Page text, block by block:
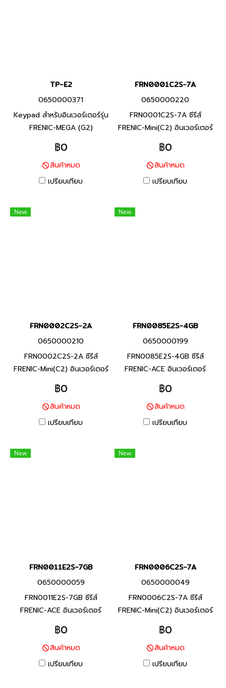
TP-E2
0650000371
Keypad สำหรับอินเวอร์เตอร์รุ่น
FRENIC-MEGA (G2)
฿0
สินค้าหมด
เปรียบเทียบ
FRN0001C2S-7A
0650000220
FRN0001C2S-7A ซีรีส์
FRENIC-Mini(C2) อินเวอร์เตอร์
แบรนด์ฟูจิ อิเลคทริค สินค้า
แบรนด์ญี่ปุ่น พิกัดกำลัง 0.1
กิโลวัตต์ FRENIC-Mini ยกระดับ
ประสิทธิภาพของเครื่องจักร และ
พัดลม / งานมอเตอร์ปั๊ม / งาน
฿0
สินค้าหมด
เปรียบเทียบ
New
FRN0002C2S-2A
0650000210
FRN0002C2S-2A ซีรีส์
FRENIC-Mini(C2) อินเวอร์เตอร์
แบรนด์ฟูจิ อิเลคทริค สินค้า
แบรนด์ญี่ปุ่น พิกัดกำลัง 0.2
กิโลวัตต์ FRENIC-Mini ยกระดับ
ประสิทธิภาพของเครื่องจักร และ
พัดลม / งานมอเตอร์ปั๊ม / งาน
฿0
สินค้าหมด
เปรียบเทียบ
New
FRN0085E2S-4GB
0650000199
FRN0085E2S-4GB ซีรีส์
FRENIC-ACE อินเวอร์เตอร์
แบรนด์ฟูจิ อิเลคทริค สินค้า
แบรนด์ญี่ปุ่น พิกัดกำลัง 30
กิโลวัตต์(HHD), 37 กิโล
วัตต์(HD,HND), 45 กิโล
ประสิทธิภาพสูงผ่านการออกแบบ
฿0
สินค้าหมด
เปรียบเทียบ
New
FRN0011E2S-7GB
0650000059
FRN0011E2S-7GB ซีรีส์
FRENIC-ACE อินเวอร์เตอร์
แบรนด์ฟูจิ อิเลคทริค สินค้า
แบรนด์ญี่ปุ่น พิกัดกำลัง 2.2
กิโลวัตต์ อินเวอร์เตอร์ที่มี
คุณสมบัติครบถ้วน และรักษา
฿0
สินค้าหมด
เปรียบเทียบ
New
FRN0006C2S-7A
0650000049
FRN0006C2S-7A ซีรีส์
FRENIC-Mini(C2) อินเวอร์เตอร์
แบรนด์ฟูจิ อิเลคทริค สินค้า
แบรนด์ญี่ปุ่น พิกัดกำลัง 0.75
กิโลวัตต์ FRENIC-Mini ยกระดับ
ประสิทธิภาพของเครื่องจักร และ
฿0
สินค้าหมด
เปรียบเทียบ